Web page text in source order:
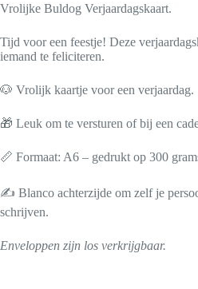
Vrolijke Buldog Verjaardagskaart.
Tijd voor een feestje! Deze
iemand te feliciteren.
🐶 Vrolijk kaartje voor een verjaardag.
🎁 Leuk om te versturen of bij een
📏 Formaat: A6 – gedrukt op 300
✍️ Blanco achterzijde om zelf je
schrijven.
Enveloppen zijn los verkrijgbaar.